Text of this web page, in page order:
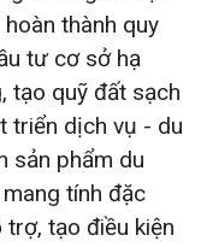
thành quy
tư cơ sở hạ
tạo quỹ đất sạch
triển dịch vụ - du
sản phẩm du
tính đặc
tạo điều kiện